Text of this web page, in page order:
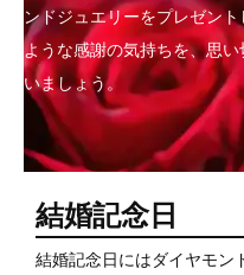
ンドジュエリーをプレゼン
ような感謝の気持ちを、思
いましょう。
結婚記念日
結婚記念日にはダイヤモン